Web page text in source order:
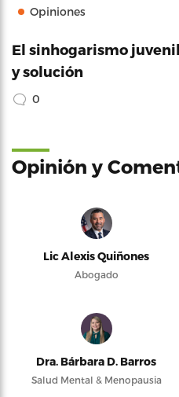
Opiniones
El sinhogarismo
y solución
0
Opinión y
Lic Alexis Quiñones
Abogado
Dra. Bárbara D. Barros
Salud Mental & Menopausia